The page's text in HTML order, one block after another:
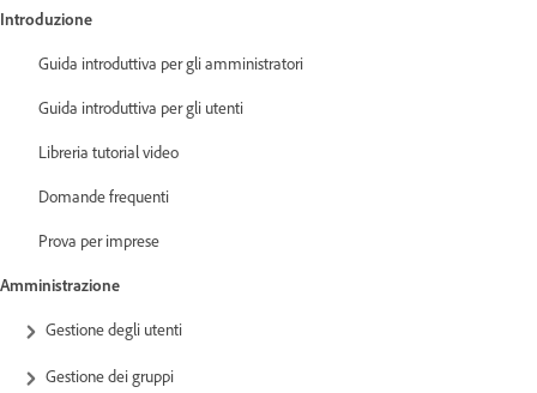
Introduzione
Guida introduttiva per gli amministratori
Guida introduttiva per gli utenti
Libreria tutorial video
Domande frequenti
Prova per imprese
Amministrazione
Gestione degli utenti
Gestione dei gruppi